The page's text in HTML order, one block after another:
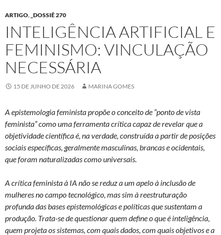
ARTIGO, _DOSSIÊ 270
INTELIGÊNCIA ARTIFICIAL E
FEMINISMO: VINCULAÇÃO
NECESSÁRIA
15 DE JUNHO DE 2026 MARINA GOMES
A epistemologia feminista propõe o conceito de “ponto de vista
feminista” como uma ferramenta crítica capaz de revelar que a
objetividade científica é, na verdade, construída a partir de posições
sociais específicas, geralmente masculinas, brancas e ocidentais,
que foram naturalizadas como universais.
A crítica feminista à IA não se reduz a um apelo à inclusão de
mulheres no campo tecnológico, mas sim à reestruturação
profunda das bases epistemológicas e políticas que sustentam a
produção. Trata-se de questionar quem define o que é inteligência,
quem projeta os sistemas, com quais dados, com quais objetivos e a